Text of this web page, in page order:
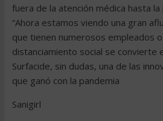
fuera de la atención médica hasta la
“Ahora estamos viendo una gran
que tienen numerosos empleados
distanciamiento social se convierte
Surfacide, sin dudas, una de las
que ganó con la pandemia
Sanigirl